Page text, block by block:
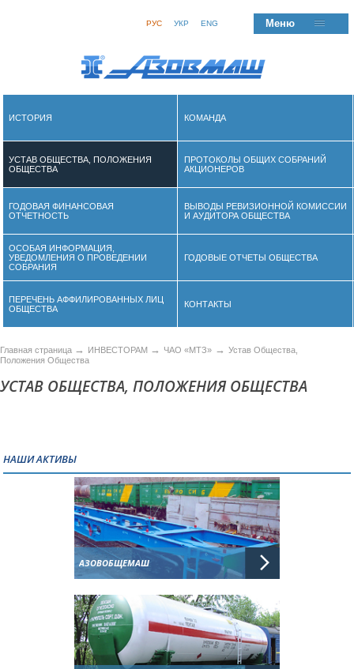
РУС УКР ENG Меню
ИСТОРИЯ КОМАНДА
УСТАВ ОБЩЕСТВА, ПОЛОЖЕНИЯ
ОБЩЕСТВА
ПРОТОКОЛЫ ОБЩИХ СОБРАНИЙ
АКЦИОНЕРОВ
ГОДОВАЯ ФИНАНСОВАЯ
ОТЧЕТНОСТЬ
ВЫВОДЫ РЕВИЗИОННОЙ КОМИССИИ
И АУДИТОРА ОБЩЕСТВА
ОСОБАЯ ИНФОРМАЦИЯ,
УВЕДОМЛЕНИЯ О ПРОВЕДЕНИИ
СОБРАНИЯ
ГОДОВЫЕ ОТЧЕТЫ ОБЩЕСТВА
ПЕРЕЧЕНЬ АФФИЛИРОВАННЫХ ЛИЦ
ОБЩЕСТВА
КОНТАКТЫ
Главная страница → ИНВЕСТОРАМ → ЧАО «МТЗ» → Устав Общества,
Положения Общества
УСТАВ ОБЩЕСТВА, ПОЛОЖЕНИЯ ОБЩЕСТВА
НАШИ АКТИВЫ
АЗОВОБЩЕМАШ